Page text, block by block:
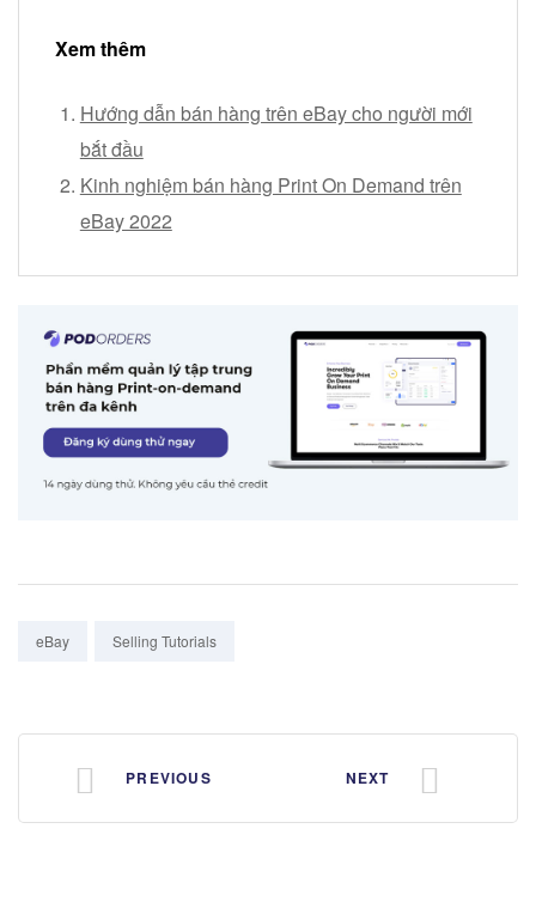
Xem thêm
Hướng dẫn bán hàng trên eBay cho người mới
bắt đầu
Kinh nghiệm bán hàng Print On Demand trên
eBay 2022
Tags:
eBay Selling Tutorials
PREVIOUS NEXT